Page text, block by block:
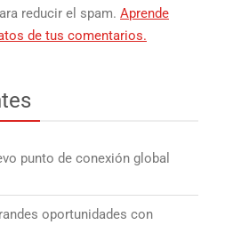
reducir el spam. Aprende
de tus comentarios.
punto de conexión global
oportunidades con